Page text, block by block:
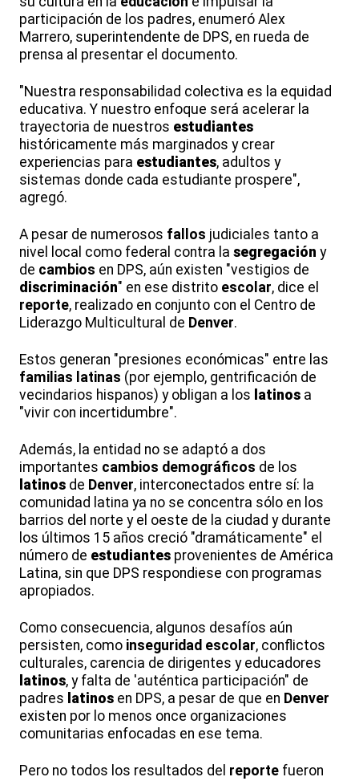
participación de los padres, enumeró Alex
Marrero, superintendente de DPS, en rueda de
prensa al presentar el documento.
"Nuestra responsabilidad colectiva es la equidad
educativa. Y nuestro enfoque será acelerar la
trayectoria de nuestros estudiantes
históricamente más marginados y crear
experiencias para estudiantes, adultos y
sistemas donde cada estudiante prospere",
agregó.
A pesar de numerosos fallos judiciales tanto a
nivel local como federal contra la segregación y
de cambios en DPS, aún existen "vestigios de
discriminación" en ese distrito escolar, dice el
reporte, realizado en conjunto con el Centro de
Liderazgo Multicultural de Denver.
Estos generan "presiones económicas" entre las
familias latinas (por ejemplo, gentrificación de
vecindarios hispanos) y obligan a los latinos a
"vivir con incertidumbre".
Además, la entidad no se adaptó a dos
importantes cambios demográficos de los
latinos de Denver, interconectados entre sí: la
comunidad latina ya no se concentra sólo en los
barrios del norte y el oeste de la ciudad y durante
los últimos 15 años creció "dramáticamente" el
número de estudiantes provenientes de América
Latina, sin que DPS respondiese con programas
apropiados.
Como consecuencia, algunos desafíos aún
persisten, como inseguridad escolar, conflictos
culturales, carencia de dirigentes y educadores
latinos, y falta de 'auténtica participación" de
padres latinos en DPS, a pesar de que en Denver
existen por lo menos once organizaciones
comunitarias enfocadas en ese tema.
Pero no todos los resultados del reporte fueron